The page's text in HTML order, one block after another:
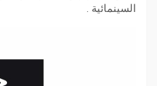
السينمائية .